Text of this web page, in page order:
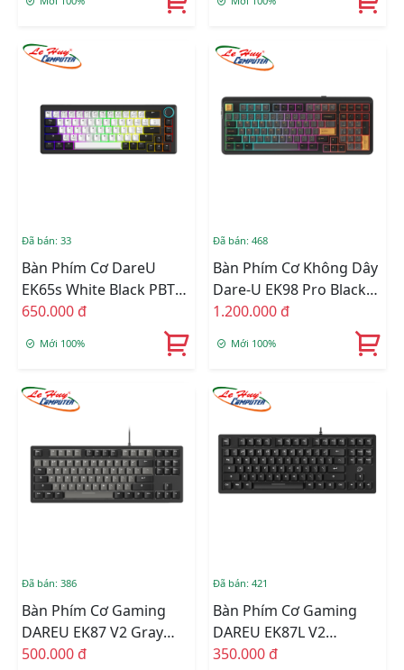
Đã bán: 33
Bàn Phím Cơ DareU
EK65s White Black PBT
Dream Switch
650.000 đ
Mới 100%
Đã bán: 468
Bàn Phím Cơ Không Dây
Dare-U EK98 Pro Black
Golden
1.200.000 đ
Mới 100%
Đã bán: 386
Bàn Phím Cơ Gaming
DAREU EK87 V2 Gray
Black Dream Switch
500.000 đ
Đã bán: 421
Bàn Phím Cơ Gaming
DAREU EK87L V2
(DREAM Switch – NO
350.000 đ